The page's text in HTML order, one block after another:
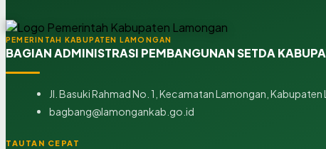
PEMERINTAH KABUPATEN LAMONGAN
BAGIAN ADMINISTRASI PEMBANGUNAN SETDA
Jl. Basuki Rahmad No. 1, Kecamatan Lamongan,
bagbang@lamongankab.go.id
TAUTAN CEPAT